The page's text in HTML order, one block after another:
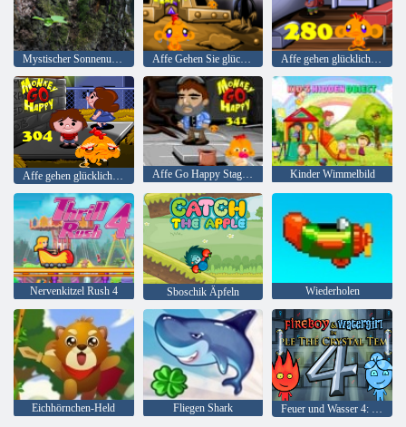
Mystischer Sonnenuntergang Wald Affe Gehen Sie glückliche Stufe 234 Affe gehen glücklich Stadium 280
Affe Go Happy Stage 341 Kinder Wimmelbild
Nervenkitzel Rush 4 Sboschik Äpfeln Wiederholen
Eichhörnchen-Held Fliegen Shark
Feuer und Wasser 4: Kristalltempel